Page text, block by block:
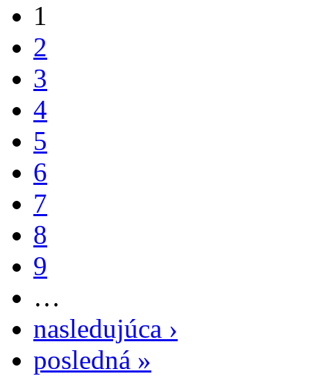
1
2
3
4
5
6
7
8
9
…
nasledujúca ›
posledná »